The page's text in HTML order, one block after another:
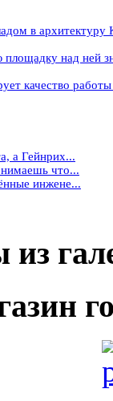
в архитектуру
над ней
качество
а Гейнрих...
что...
инжене...
из